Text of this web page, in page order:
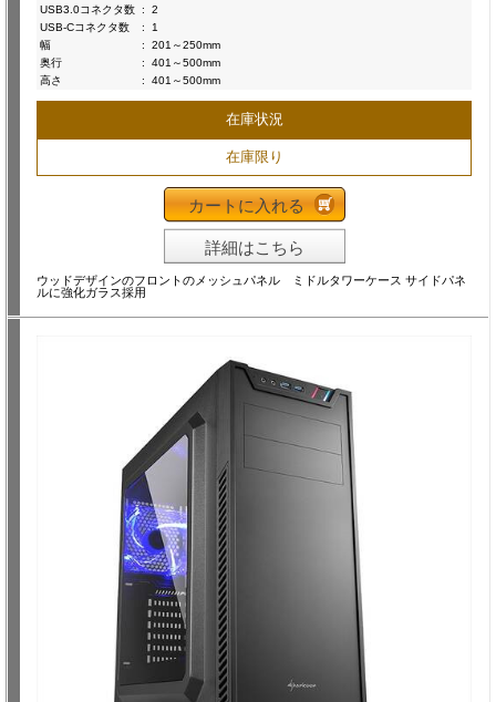
USB3.0コネクタ数 :
2
USB-Cコネクタ数
:
1
幅
:
201～250mm
奥行
:
401～500mm
高さ
: 401～500mm
在庫状況
在庫限り
カートに入れる
詳細はこちら
ウッドデザインのフロントのメッシュパネル ミドルタワーケース サイドパネ
ルに強化ガラス採用